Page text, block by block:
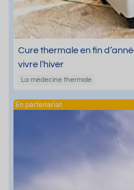
Cure thermale en fin
vivre l’hiver
La médecine thermale